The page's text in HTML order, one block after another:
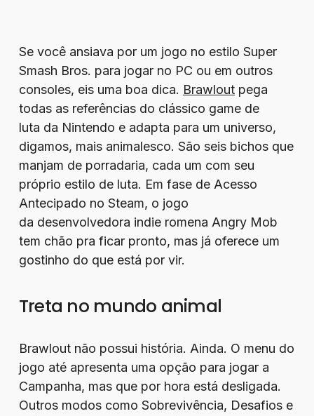
Se você ansiava por um jogo no estilo Super
Smash Bros. para jogar no PC ou em outros
consoles, eis uma boa dica. Brawloutpega
todas as referências do clássico game de
luta da Nintendo e adapta para um universo,
digamos, mais animalesco. São seis bichos que
manjam de porradaria, cada um com seu
próprio estilo de luta. Em fase de Acesso
Antecipado no Steam, o jogo
da desenvolvedora indie romena Angry Mob
tem chão pra ficar pronto, mas já oferece um
gostinho do que está por vir.
Treta no mundo animal
Brawlout não possui história. Ainda. O menu do
jogo até apresenta uma opção para jogar a
Campanha, mas que por hora está desligada.
Outros modos como Sobrevivência, Desafios e